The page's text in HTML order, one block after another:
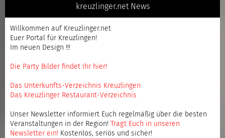
kreuzlinger.net News
Willkommen auf Kreuzlinger.net
Euer Portal für Kreuzlingen!
Im neuen Design !!!
Die Party Bilder findet Ihr hier!
Das Unterkunfts-Verzeichnis Kreuzlingen
Das Kreuzlinger Restaurant-Verzeichnis
Unser Newsletter informiert Euch regelmäßig über die besten
Veranstaltungen in der Region!
Tragt Euch in unseren
Newsletter ein! Kostenlos, seriös und sicher!